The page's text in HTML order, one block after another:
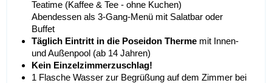
Teatime (Kaffee & Tee - ohne Kuchen)
Abendessen als 3-Gang-Menü mit Salatbar oder
Buffet
Täglich Eintritt in die Poseidon Therme mit Innen-
und Außenpool (ab 14 Jahren)
Kein Einzelzimmerzuschlag!
1 Flasche Wasser zur Begrüßung auf dem Zimmer bei